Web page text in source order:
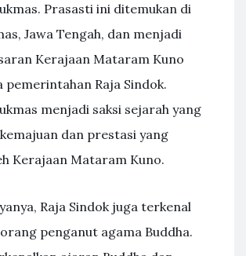
Prasasti ini ditemukan di
Jawa Tengah, dan menjadi
Kerajaan Mataram Kuno
pemerintahan Raja Sindok.
menjadi saksi sejarah yang
dan prestasi yang
Kerajaan Mataram Kuno.
Raja Sindok juga terkenal
penganut agama Buddha.